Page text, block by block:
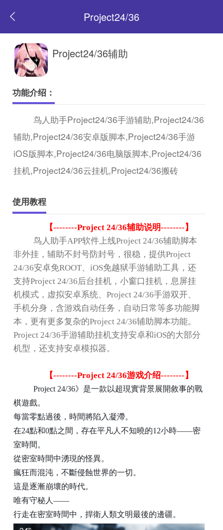
Project24/36
返
页
Project24/36辅助
功能介绍：
鸟人助手Project24/36手游辅助,Project24/36
辅助,Project24/36安卓版脚本,Project24/36手游
iOS版脚本,Project24/36电脑版脚本,Project24/36
挂机,Project24/36云挂机,Project24/36搬砖
使用教程
【--------Project 24/36辅助说明--------】
鸟人助手APP软件上线Project 24/36辅助脚本
非外挂，辅助不封号防封号，很稳，提供Project
24/36安卓免ROOT 、iOS免越狱手游辅助工具，还
支持Project 24/36后台挂机，小窗口挂机，息屏挂
机模式，虚拟安卓系统、Project 24/36手游双开、
手机分身，含游戏自动任务，自动日常等多功能脚
本，更有更多复杂的Project 24/36辅助脚本功能。
Project 24/36手游辅助挂机支持安卓和iOS的大部分
机型，还支持安卓模拟器。
【--------Project 24/36游戏介绍--------】
Project 24/36》是一款以超現實背景展開敘事的戰
棋遊戲。
每當零點過後，時間將陷入凝滯。
在24點和0點之間，存在平凡人不知曉的12小時——密
室時間。
從密室時間中湧現的怪異。
瘋狂而混沌，不斷侵蝕世界的一切。
這是逐漸崩壞的時代。
唯有守秘人——
行走在密室時間中，捍衛人類文明最後的邊疆。